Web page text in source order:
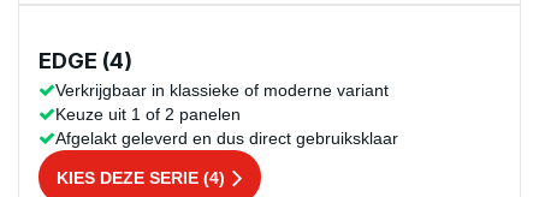
EDGE (4)
Verkrijgbaar in klassieke of moderne variant
Keuze uit 1 of 2 panelen
Afgelakt geleverd en dus direct gebruiksklaar
KIES DEZE SERIE (4)